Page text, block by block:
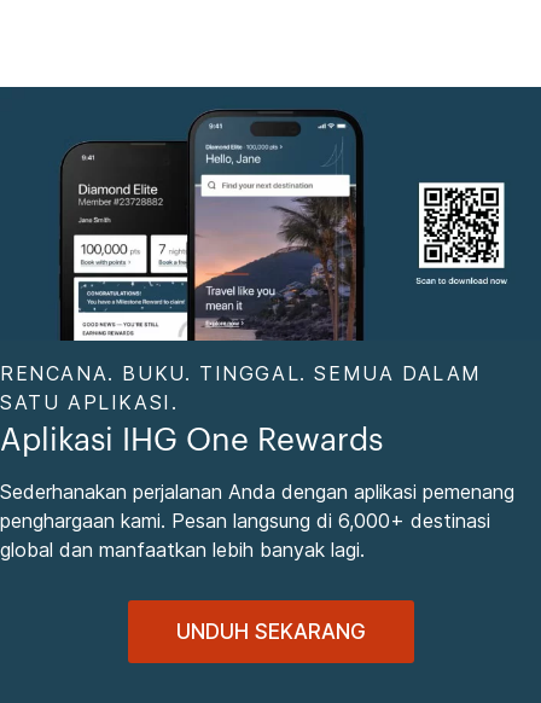
RENCANA. BUKU. TINGGAL. SEMUA DALAM
SATU APLIKASI.
Aplikasi IHG One Rewards
Sederhanakan perjalanan Anda dengan aplikasi pemenang
penghargaan kami. Pesan langsung di 6,000+ destinasi
global dan manfaatkan lebih banyak lagi.
UNDUH SEKARANG